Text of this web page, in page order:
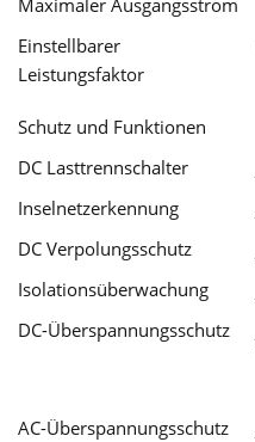
Maximaler Ausgangsstrom
Einstellbarer
Leistungsfaktor
Schutz und Funktionen
DC Lasttrennschalter
Inselnetzerkennung
DC Verpolungsschutz
Isolationsüberwachung
DC-Überspannungsschutz
AC-Überspannungsschutz